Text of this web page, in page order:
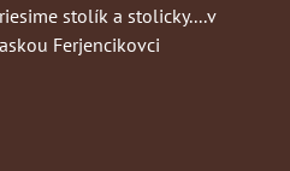
stolík a stolicky....v
Ferjencikovci